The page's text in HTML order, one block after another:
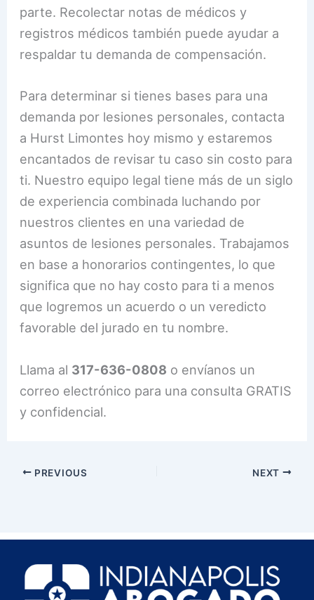
parte. Recolectar notas de médicos y
registros médicos también puede ayudar a
respaldar tu demanda de compensación.
Para determinar si tienes bases para una
demanda por lesiones personales, contacta
a Hurst Limontes hoy mismo y estaremos
encantados de revisar tu caso sin costo para
ti. Nuestro equipo legal tiene más de un siglo
de experiencia combinada luchando por
nuestros clientes en una variedad de
asuntos de lesiones personales. Trabajamos
en base a honorarios contingentes, lo que
significa que no hay costo para ti a menos
que logremos un acuerdo o un veredicto
favorable del jurado en tu nombre.
Llama al 317-636-0808 o envíanos un
correo electrónico para una consulta GRATIS
y confidencial.
PREVIOUS NEXT